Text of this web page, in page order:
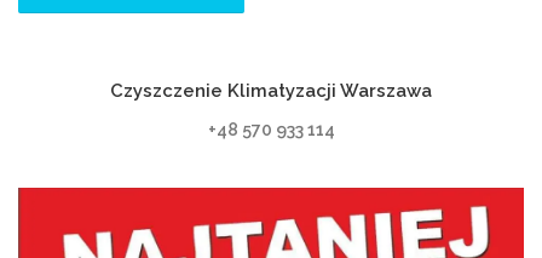
Czyszczenie Klimatyzacji Warszawa
+48 570 933 114